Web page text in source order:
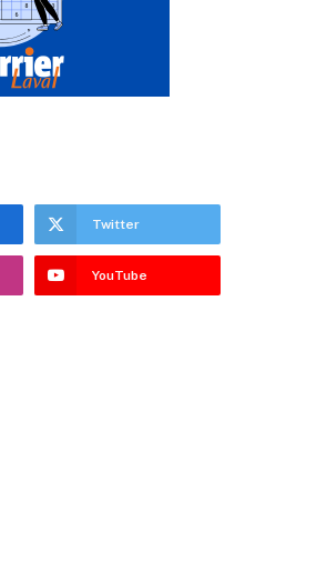
Twitter
YouTube